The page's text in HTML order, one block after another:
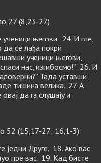
27 (8,23-27)
његови. 24. И гле,
да се лађа покри
ученици његови,
нас, изгибосмо!” 26. И
Тада уставши
тишина велика. 27. А
да га слушају и
52 (15,17-27; 16,1-3)
једни Друге. 18. Ако вас
пре вас. 19. Кад бисте